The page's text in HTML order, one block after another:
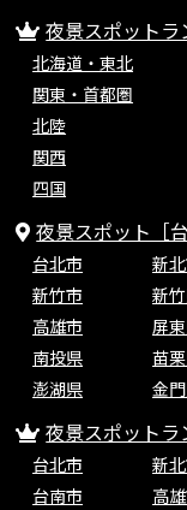
夜景スポットラ
北海道・東北
関東・首都圏
北陸
関西
四国
夜景スポット［台
台北市 新
新竹市
新
高雄市
屏
南投県
苗
澎湖県
金
夜景スポットラ
台北市 新
台南市
高